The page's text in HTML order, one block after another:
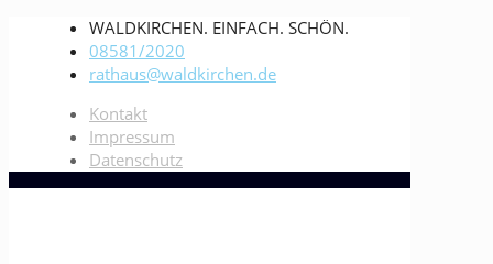
WALDKIRCHEN. EINFACH. SCHÖN.
08581/2020
rathaus@waldkirchen.de
Kontakt
Impressum
Datenschutz